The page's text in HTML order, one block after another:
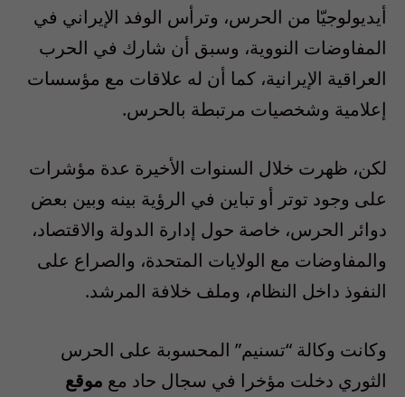
أيديولوجيّا من الحرس، وترأس الوفد الإيراني في
المفاوضات النووية، وسبق أن شارك في الحرب
العراقية الإيرانية، كما أن له علاقات مع مؤسسات
إعلامية وشخصيات مرتبطة بالحرس.
لكن، ظهرت خلال السنوات الأخيرة عدة مؤشرات
على وجود توتر أو تباين في الرؤية بينه وبين بعض
دوائر الحرس، خاصة حول إدارة الدولة والاقتصاد،
والمفاوضات مع الولايات المتحدة، والصراع على
النفوذ داخل النظام، وملف خلافة المرشد.
وكانت وكالة “تسنيم” المحسوبة على الحرس
الثوري دخلت مؤخرا في سجال حاد مع موقع